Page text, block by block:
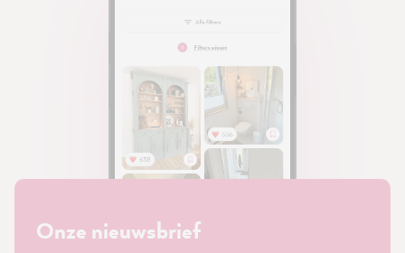
Onze nieuwsbrief